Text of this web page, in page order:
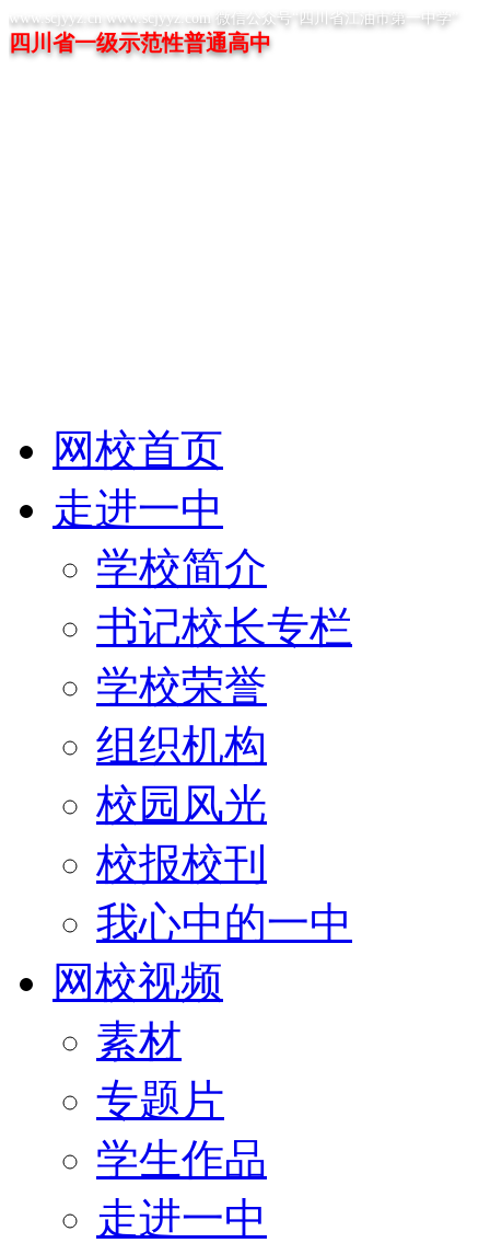
www.scjyyz.cn www.scjyyz.com 微信公众号“四川省江油市第一中学”
四川省一级示范性普通高中
网校首页
走进一中
学校简介
书记校长专栏
学校荣誉
组织机构
校园风光
校报校刊
我心中的一中
网校视频
素材
专题片
学生作品
走进一中